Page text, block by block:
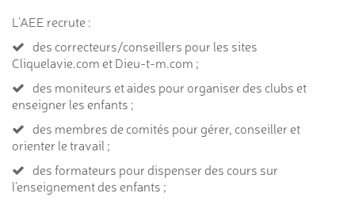
L’AEE recrute :
des correcteurs/conseillers pour les sites
Cliquelavie.com et Dieu-t-m.com ;
des moniteurs et aides pour organiser des clubs et
enseigner les enfants ;
des membres de comités pour gérer, conseiller et
orienter le travail ;
des formateurs pour dispenser des cours sur
l’enseignement des enfants ;